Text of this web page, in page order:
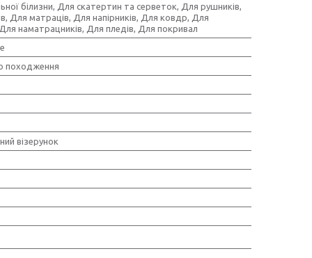
білизни, Для скатертин та серветок, Для рушників,
Для матраців, Для напірників, Для ковдр, Для
наматрацників, Для пледів, Для покривал
походження
візерунок